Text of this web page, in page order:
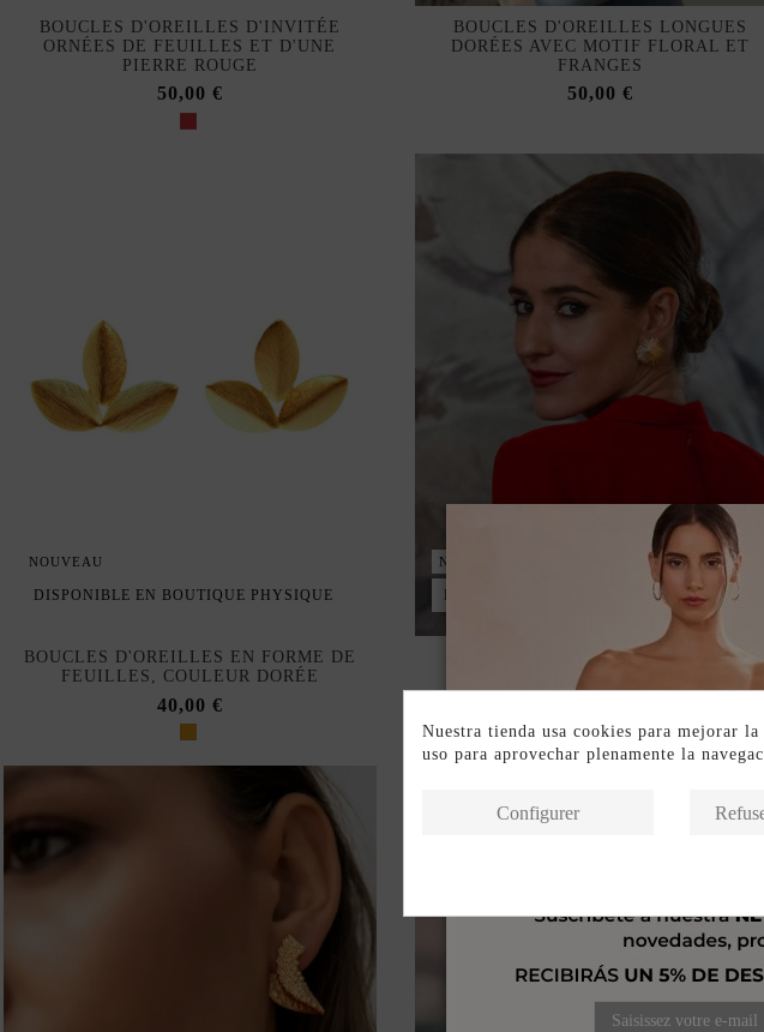
BOUCLES D'OREILLES D'INVITÉE
ORNÉES DE FEUILLES ET D'UNE
PIERRE ROUGE
50,00 €
BOUCLES D'OREILLES LONGUES
DORÉES AVEC MOTIF FLORAL ET
FRANGES
50,00 €
NOUVEAU
DISPONIBLE EN BOUTIQUE PHYSIQUE
BOUCLES D'OREILLES EN FORME DE
FEUILLES, COULEUR DORÉE
40,00 €
NOUVEAU
DISPONIBLE EN BOUTIQUE PHYSIQUE
BOUCLES D'OREILLES DORÉES DE
FORME CIRCULAIRE AUX LIGNES
IRRÉGULIÈRES
44,00 €
Nuestra tienda usa cookies para mejorar
uso para aprovechar plenamente la
Configurer